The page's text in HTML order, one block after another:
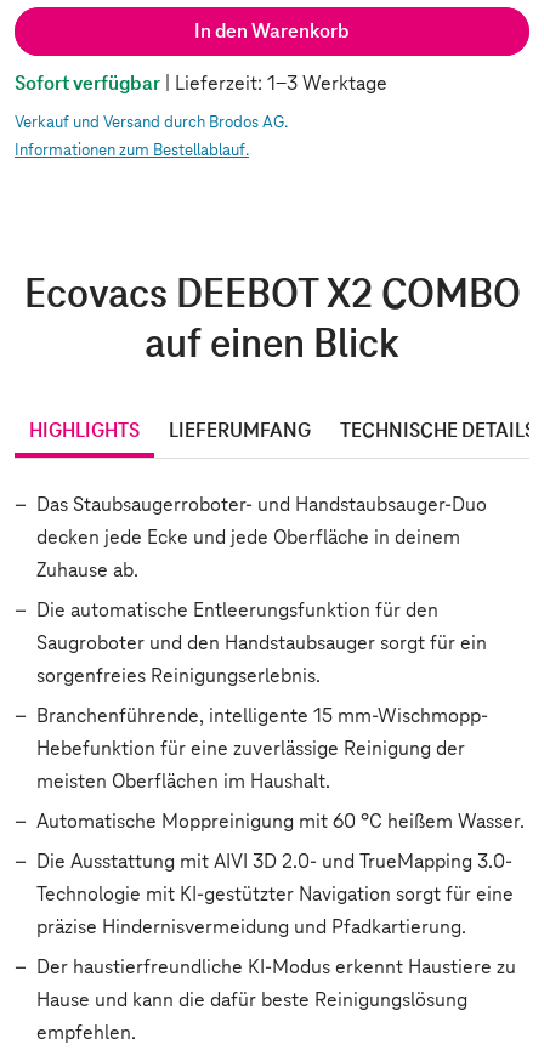
In den Warenkorb
Sofort verfügbar | Lieferzeit: 1-3 Werktage
Verkauf und Versand durch Brodos AG.
Informationen zum Bestellablauf.
Ecovacs DEEBOT X2 COMBO
auf einen Blick
HIGHLIGHTS LIEFERUMFANG TECHNISCHE DETAILS
Das Staubsaugerroboter- und Handstaubsauger-Duo
decken jede Ecke und jede Oberfläche in deinem
Zuhause ab.
Die automatische Entleerungsfunktion für den
Saugroboter und den Handstaubsauger sorgt für ein
sorgenfreies Reinigungserlebnis.
Branchenführende, intelligente 15 mm-Wischmopp-
Hebefunktion für eine zuverlässige Reinigung der
meisten Oberflächen im Haushalt.
Automatische Moppreinigung mit 60 °C heißem Wasser.
Die Ausstattung mit AIVI 3D 2.0- und TrueMapping 3.0-
Technologie mit KI-gestützter Navigation sorgt für eine
präzise Hindernisvermeidung und Pfadkartierung.
Der haustierfreundliche KI-Modus erkennt Haustiere zu
Hause und kann die dafür beste Reinigungslösung
empfehlen.